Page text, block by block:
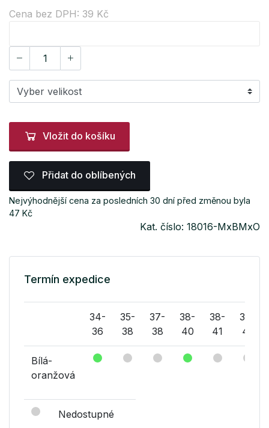
Cena bez DPH: 39 Kč
Vložit do košíku
Přidat do oblíbených
Nejvýhodnější cena za posledních 30 dní před změnou byla
47 Kč
Kat. číslo: 18016-MxBMxO
Termín expedice
34-
36
35-
38
37-
38
38-
40
38-
41
39-
41
Bílá-
oranžová
Nedostupné